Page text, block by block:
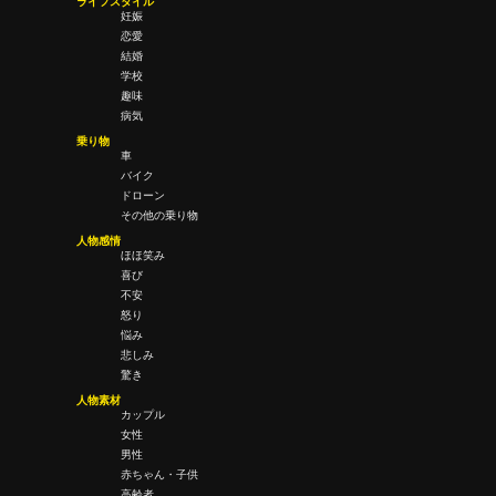
妊娠
恋愛
結婚
学校
趣味
病気
乗り物
車
バイク
ドローン
その他の乗り物
人物感情
ほほ笑み
喜び
不安
怒り
悩み
悲しみ
驚き
人物素材
カップル
女性
男性
赤ちゃん・子供